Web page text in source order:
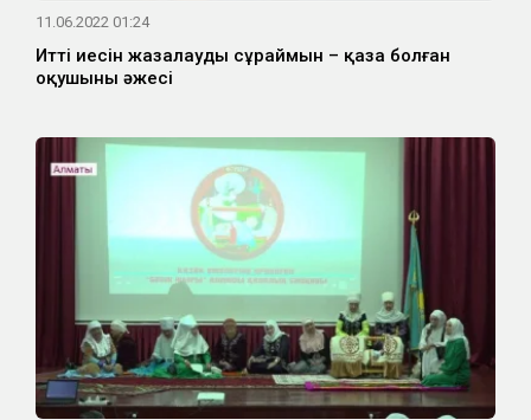
11.06.2022 01:24
Иттің иесін жазалауды сұраймын – қаза болған
оқушының әжесі